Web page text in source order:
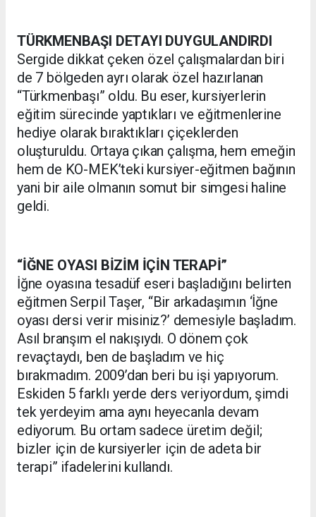
TÜRKMENBAŞI DETAYI DUYGULANDIRDI
Sergide dikkat çeken özel çalışmalardan biri
de 7 bölgeden ayrı olarak özel hazırlanan
“Türkmenbaşı” oldu. Bu eser, kursiyerlerin
eğitim sürecinde yaptıkları ve eğitmenlerine
hediye olarak bıraktıkları çiçeklerden
oluşturuldu. Ortaya çıkan çalışma, hem emeğin
hem de KO-MEK’teki kursiyer-eğitmen bağının
yani bir aile olmanın somut bir simgesi haline
geldi.
“İĞNE OYASI BİZİM İÇİN TERAPİ”
İğne oyasına tesadüf eseri başladığını belirten
eğitmen Serpil Taşer, “Bir arkadaşımın ‘İğne
oyası dersi verir misiniz?’ demesiyle başladım.
Asıl branşım el nakışıydı. O dönem çok
revaçtaydı, ben de başladım ve hiç
bırakmadım. 2009’dan beri bu işi yapıyorum.
Eskiden 5 farklı yerde ders veriyordum, şimdi
tek yerdeyim ama aynı heyecanla devam
ediyorum. Bu ortam sadece üretim değil;
bizler için de kursiyerler için de adeta bir
terapi” ifadelerini kullandı.